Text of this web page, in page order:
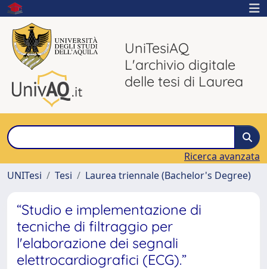
UniTesiAQ
L'archivio digitale
delle tesi di Laurea
Ricerca avanzata
UNITesi
Tesi Laurea triennale (Bachelor's Degree)
“Studio e implementazione di
tecniche di filtraggio per
l'elaborazione dei segnali
elettrocardiografici (ECG).”